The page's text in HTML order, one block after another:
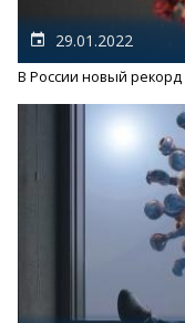
29.01.2022
В России новый